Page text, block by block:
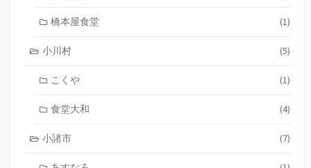
橋本屋食堂 (1)
小川村 (5)
こくや (1)
食堂大和 (4)
小諸市 (7)